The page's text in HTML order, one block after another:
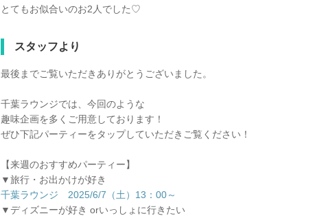
とてもお似合いのお2人でした♡
スタッフより
最後までご覧いただきありがとうございました。
千葉ラウンジでは、今回のような
趣味企画を多くご用意しております！
ぜひ下記パーティーをタップしていただきご覧ください！
【来週のおすすめパーティー】
▼旅行・お出かけが好き
千葉ラウンジ 2025/6/7（土）13：00～
▼ディズニーが好き orいっしょに行きたい